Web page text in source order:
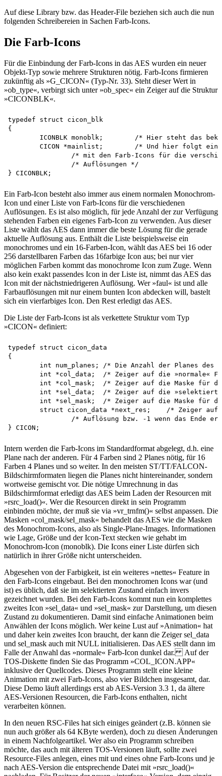
Auf diese Library bzw. das Header-File beziehen sich auch die nun
folgenden Schreibereien in Sachen Farb-Icons.
Die Farb-Icons
Für die Einbindung der Farb-Icons in das AES wurden ein neuer
Objekt-Typ sowie mehrere Strukturen nötig. Farb-Icons firmieren
zukünftig als »G_CICON« (Typ-Nr. 33). Steht dieser Wert in
»ob_type«, verbirgt sich unter »ob_spec« ein Zeiger auf die Struktur
»CICONBLK«.
typedef struct cicon_blk
{
Ein Farb-Icon besteht also immer aus einem normalen Monochrom-
Icon und einer Liste von Farb-Icons für die verschiedenen
Auflösungen. Es ist also möglich, für jede Anzahl der zur Verfügung
stehenden Farben ein eigenes Farb-Icon zu verwenden. Aus dieser
Liste wählt das AES dann immer die beste Lösung für die gerade
aktuelle Auflösung aus. Enthält die Liste beispielsweise ein
monochromes und ein 16-Farben-Icon, wählt das AES bei 16 oder
256 darstellbaren Farben das 16farbige Icon aus; bei nur vier
möglichen Farben kommt das monochrome Icon zum Zuge. Wenn
also kein exakt passendes Icon in der Liste ist, nimmt das AES das
Icon mit der nächstniedrigeren Auflösung. Wer »faul« ist und alle
Farbauflösungen mit nur einem bunten Icon abdecken will, bastelt
sich ein vierfarbiges Icon. Den Rest erledigt das AES.
Die Liste der Farb-Icons ist als verkettete Struktur vom Typ
»CICON« definiert:
typedef struct cicon_data
{
Intern werden die Farb-Icons im Standardformat abgelegt, d.h. eine
Plane nach der anderen. Für 4 Farben sind 2 Planes nötig, für 16
Farben 4 Planes und so weiter. In den meisten ST/TT/FALCON-
Bildschirmformaten liegen die Planes nicht hintereinander, sondern
wortweise gemischt vor. Die nötige Umrechnung in das
Bildschirmformat erledigt das AES beim Laden der Resourcen mit
»rsrc_load()«. Wer die Resourcen direkt in sein Programm
einbinden möchte, der muß sie via »vr_trnfm()« selbst anpassen. Die
Masken »col_mask/sel_mask« behandelt das AES wie die Masken
des Monochrom-Icons, also als Single-Plane-Images. Informationen
wie Lage, Größe und der Icon-Text stecken wie gehabt im
Monochrom-Icon (monoblk). Die Icons einer Liste dürfen sich
natürlich in ihrer Größe nicht unterscheiden.
Abgesehen von der Farbigkeit, ist ein weiteres »nettes« Feature in
den Farb-Icons eingebaut. Bei den monochromen Icons war (und
ist) es üblich, daß sie im selektierten Zustand einfach invers
gezeichnet wurden. Bei den Farb-Icons kommt nun ein komplettes
zweites Icon »sel_data« und »sel_mask« zur Darstellung, um diesen
Zustand zu dokumentieren. Damit sind einfache Animationen beim
Anwählen der Icons möglich. Wer keine Lust auf »Animation« hat
und daher kein zweites Icon braucht, der kann die Zeiger sel_data
und sel_mask auch mit NULL initialisieren. Das AES stellt dann im
Falle der Anwahl das »normale« Farb-Icon dunkel dar. Auf der
TOS-Diskette finden Sie das Programm »COL_ICON.APP«
inklusive der Quellcodes. Dieses Programm stellt eine kleine
Animation mit zwei Farb-Icons, also vier Bildchen insgesamt, dar.
Diese Demo läuft allerdings erst ab AES-Version 3.3 1, da ältere
AES-Versionen Resourcen, die Farb-Icons enthalten, nicht
verarbeiten können.
In den neuen RSC-Files hat sich einiges geändert (z.B. können sie
nun auch größer als 64 KByte werden), doch zu diesen Änderungen
in einem Nachfolgeartikel. Wer also ein Programm schreiben
möchte, das auch mit älteren TOS-Versionen läuft, sollte zwei
Resource-Files anlegen, eines mit und eines ohne Farb-Icons und je
nach AES-Version die entsprechende Datei mit »rsrc_load()«